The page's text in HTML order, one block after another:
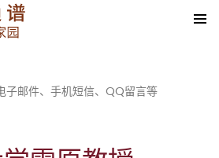
子邮件、手机短信、QQ留言等